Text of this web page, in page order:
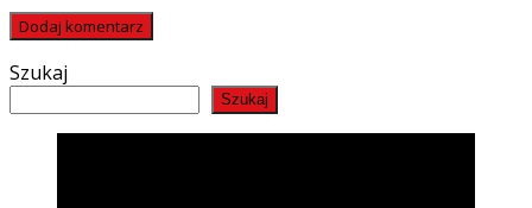
Szukaj
Szukaj